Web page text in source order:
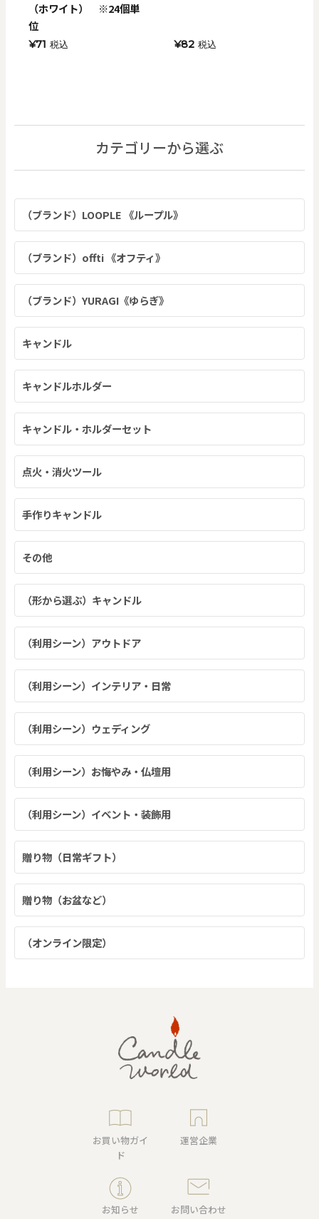
（ホワイト） ※24個単
位
¥71 税込 ¥82 税込
カテゴリーから選ぶ
（ブランド）LOOPLE 《ループル》
（ブランド）offti 《オフティ》
（ブランド）YURAGI《ゆらぎ》
キャンドル
キャンドルホルダー
キャンドル・ホルダーセット
点火・消火ツール
手作りキャンドル
その他
（形から選ぶ）キャンドル
（利用シーン）アウトドア
（利用シーン）インテリア・日常
（利用シーン）ウェディング
（利用シーン）お悔やみ・仏壇用
（利用シーン）イベント・装飾用
贈り物（日常ギフト）
贈り物（お盆など）
（オンライン限定）
お買い物ガイ
ド
運営企業
お知らせ お問い合わせ